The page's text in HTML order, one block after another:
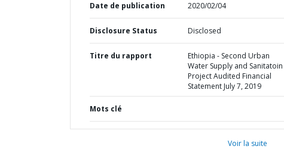
Date de publication 2020/02/04
Disclosure Status Disclosed
Titre du rapport
Ethiopia - Second Urban
Water Supply and Sanitatoin
Project Audited Financial
Statement July 7, 2019
Mots clé
Voir la suite